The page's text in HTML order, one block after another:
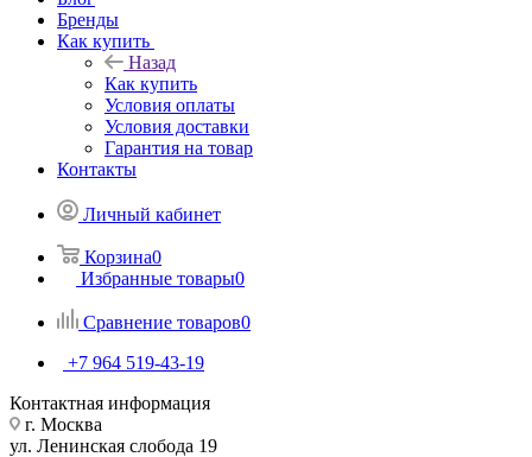
Бренды
Как купить
Назад
Как купить
Условия оплаты
Условия доставки
Гарантия на товар
Контакты
Личный кабинет
Корзина0
Избранные товары0
Сравнение товаров0
+7 964 519-43-19
Контактная информация
г. Москва
ул. Ленинская слобода 19